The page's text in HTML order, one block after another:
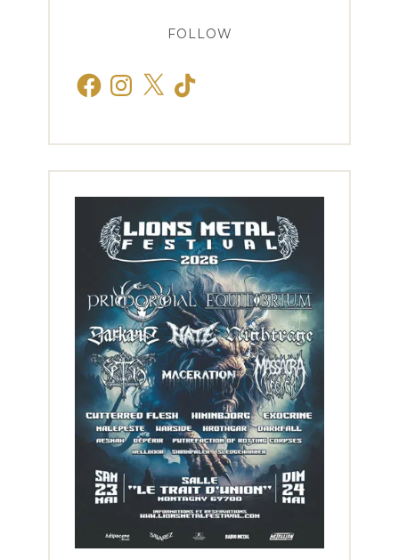
FOLLOW
FacebookInstagram
X TikTok